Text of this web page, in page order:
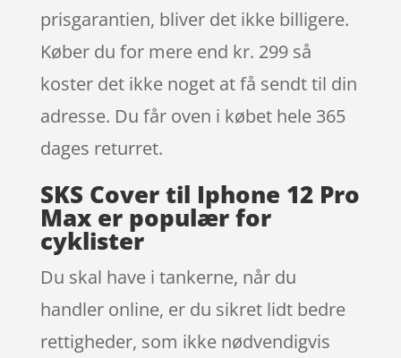
prisgarantien, bliver det ikke billigere.
Køber du for mere end kr. 299 så
koster det ikke noget at få sendt til din
adresse. Du får oven i købet hele 365
dages returret.
SKS Cover til Iphone 12 Pro
Max er populær for
cyklister
Du skal have i tankerne, når du
handler online, er du sikret lidt bedre
rettigheder, som ikke nødvendigvis